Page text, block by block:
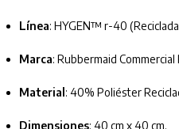
Línea: HYGEN™ r-40
Marca: Rubbermaid
Material : 40% Poliéster
Dimensiones: 40 cm x 40 cm.